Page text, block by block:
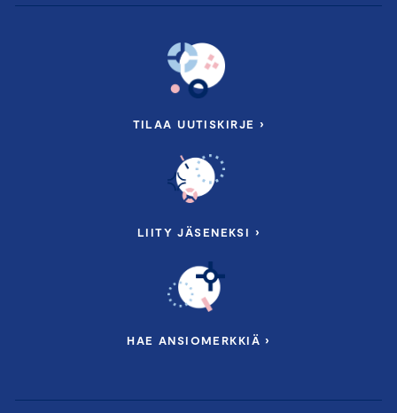
TILAA UUTISKIRJE ›
LIITY JÄSENEKSI ›
HAE ANSIOMERKKIÄ ›